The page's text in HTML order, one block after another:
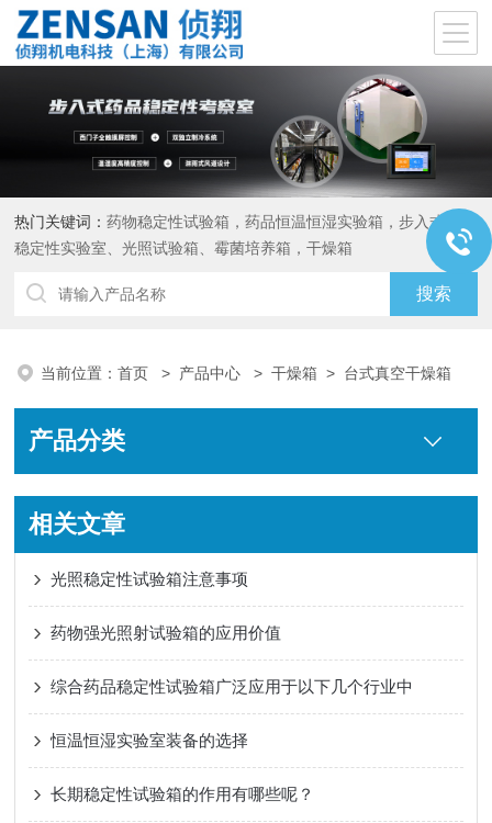
热门关键词：药物稳定性试验箱，药品恒温恒湿实验箱，步入式药品
稳定性实验室、光照试验箱、霉菌培养箱，干燥箱
当前位置：首页 > 产品中心 >干燥箱 > 台式真空干燥箱
产品分类
相关文章
光照稳定性试验箱注意事项
药物强光照射试验箱的应用价值
综合药品稳定性试验箱广泛应用于以下几个行业中
恒温恒湿实验室装备的选择
长期稳定性试验箱的作用有哪些呢？